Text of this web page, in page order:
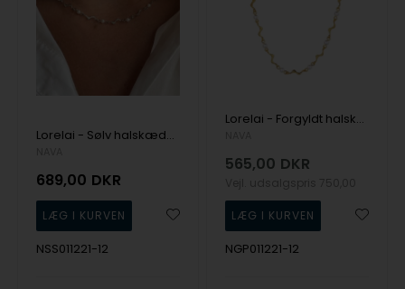
Lorelai - Sølv halskæde med bølger og perler, NAVA Cph
689,00 DKR
NSS011221-12
Lorelai - Forgyldt halskæde med bølger og perler, NAVA Cph
565,00 DKR
NGP011221-12